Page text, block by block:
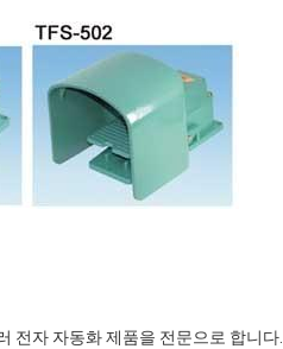
전자 자동화 제품을 전문으로 합니다.